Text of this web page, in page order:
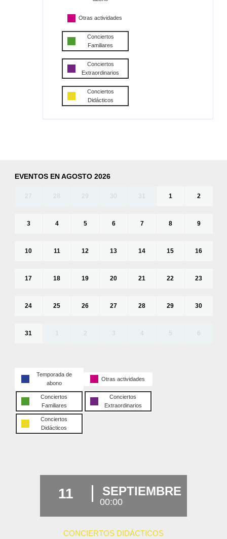
Otras actividades
Conciertos
Familiares
Conciertos
Extraordinarios
Conciertos
Didácticos
EVENTOS EN AGOSTO 2026
27 28 29 30 31 1 2
3 4 5 6 7 8 9
10 11 12 13 14 15 16
17 18 19 20 21 22 23
24 25 26 27 28 29 30
31 1 2 3 4 5 6
Temporada de
abono
Otras actividades
Conciertos
Familiares
Conciertos
Extraordinarios
Conciertos
Didácticos
11 SEPTIEMBRE
00:00
CONCIERTOS DIDÁCTICOS